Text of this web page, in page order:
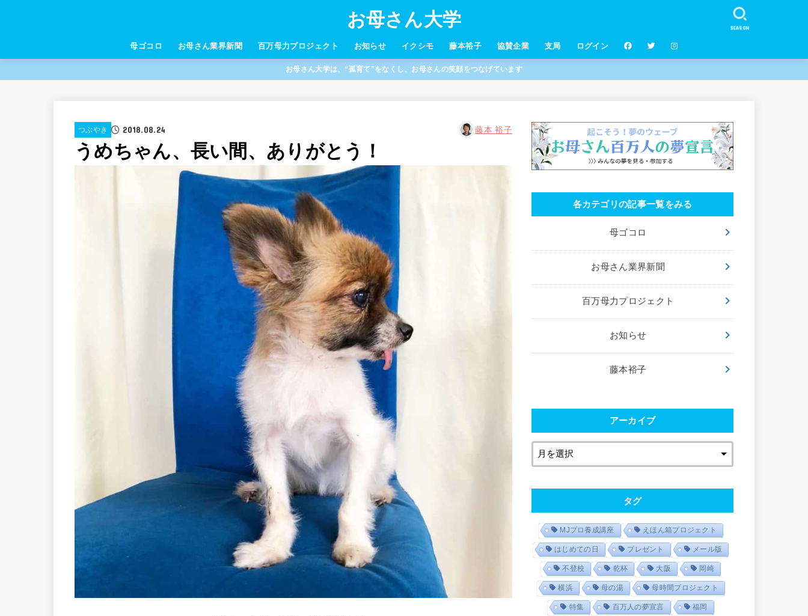
お母さん大学
母ゴコロ お母さん業界新聞 百万母力プロジェクト お知らせ イクシモ 藤本裕子 協賛企業 支局 ログイン
SEARCH
お母さん大学は、“孤育て”をなくし、お母さんの笑顔をつなげています
つぶやき 2018.08.24 藤本 裕子
うめちゃん、長い間、ありがとう！
各カテゴリの記事一覧をみる
母ゴコロ
お母さん業界新聞
百万母力プロジェクト
お知らせ
藤本裕子
アーカイブ
タグ
MJプロ養成講座 えほん箱プロジェクト
はじめての日 プレゼント メール版
不登校 乾杯 大阪 岡崎
横浜 母の湯 母時間プロジェクト
特集 百万人の夢宣言 福岡